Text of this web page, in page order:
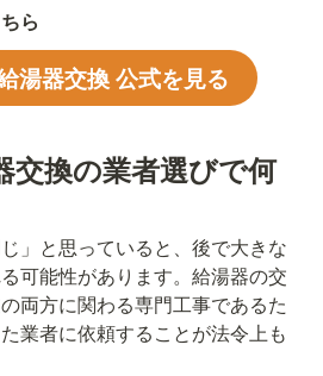
ら
湯器交換 公式を見る
交換の業者選びで何
」と思っていると、後で大きな
可能性があります。給湯器の交
両方に関わる専門工事であるた
業者に依頼することが法令上も